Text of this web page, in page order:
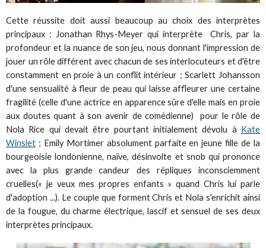
Cette réussite doit aussi beaucoup au choix des interprètes
principaux : Jonathan Rhys-Meyer qui interprète Chris, par la
profondeur et la nuance de son jeu, nous donnant l'impression de
jouer un rôle différent avec chacun de ses interlocuteurs et d'être
constamment en proie à un conflit intérieur ; Scarlett Johansson
d'une sensualité à fleur de peau qui laisse affleurer une certaine
fragilité (celle d'une actrice en apparence sûre d'elle mais en proie
aux doutes quant à son avenir de comédienne) pour le rôle de
Nola Rice qui devait être pourtant initialement dévolu à Kate
Winslet ; Emily Mortimer absolument parfaite en jeune fille de la
bourgeoisie londonienne, naïve, désinvolte et snob qui prononce
avec la plus grande candeur des répliques inconsciemment
cruelles(« je veux mes propres enfants » quand Chris lui parle
d'adoption ...). Le couple que forment Chris et Nola s'enrichit ainsi
de la fougue, du charme électrique, lascif et sensuel de ses deux
interprètes principaux.